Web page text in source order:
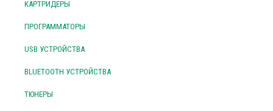
КАРТРИДЕРЫ
ПРОГРАММАТОРЫ
USB УСТРОЙСТВА
BLUETOOTH УСТРОЙСТВА
ТЮНЕРЫ